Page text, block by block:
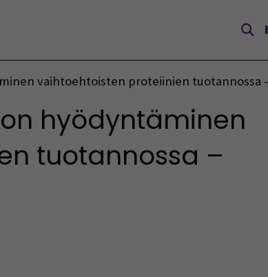
vaihtoehtoisten proteiinien tuotannossa
hyödyntäminen
tuotannossa –